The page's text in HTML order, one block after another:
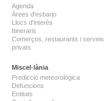
Agenda
Àrees d'esbarjo
Llocs d'interès
Itineraris
Comerços, restaurants i serveis
privats
Miscel·lània
Predicció meteorològica
Defuncions
Entitats